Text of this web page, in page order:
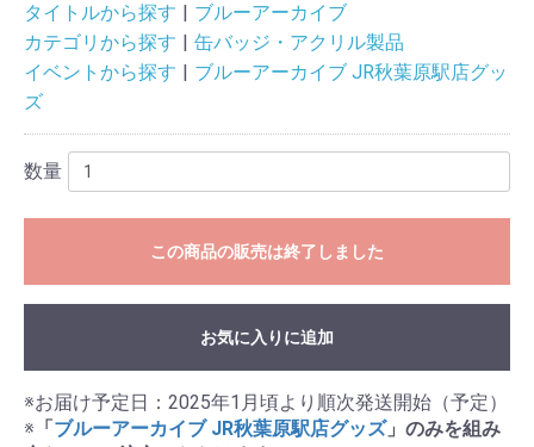
タイトルから探す
ブルーアーカイブ
カテゴリから探す
缶バッジ・アクリル製品
イベントから探す
ブルーアーカイブ JR秋葉原駅店グッ
ズ
数量
この商品の販売は終了しました
お気に入りに追加
※お届け予定日：2025年1月頃より順次発送開始（予定）
※ 「ブルーアーカイブ JR秋葉原駅店グッズ」のみを組み